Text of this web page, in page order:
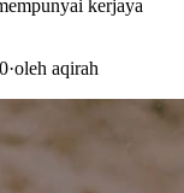
kerjaya
·oleh aqirah